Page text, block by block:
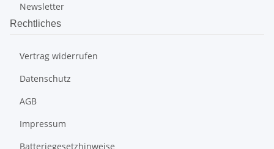
Newsletter
Rechtliches
Vertrag widerrufen
Datenschutz
AGB
Impressum
Batteriegesetzhinweise